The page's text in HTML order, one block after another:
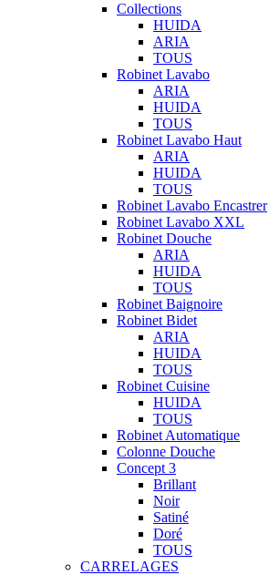
Collections
HUIDA
ARIA
TOUS
Robinet Lavabo
ARIA
HUIDA
TOUS
Robinet Lavabo Haut
ARIA
HUIDA
TOUS
Robinet Lavabo Encastrer
Robinet Lavabo XXL
Robinet Douche
ARIA
HUIDA
TOUS
Robinet Baignoire
Robinet Bidet
ARIA
HUIDA
TOUS
Robinet Cuisine
HUIDA
TOUS
Robinet Automatique
Colonne Douche
Concept 3
Brillant
Noir
Satiné
Doré
TOUS
CARRELAGES